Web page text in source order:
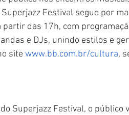
Superjazz Festival segue por
partir das 17h, com
e DJs, unindo estilos e
site www.bb.com.br/cultura,
Superjazz Festival, o